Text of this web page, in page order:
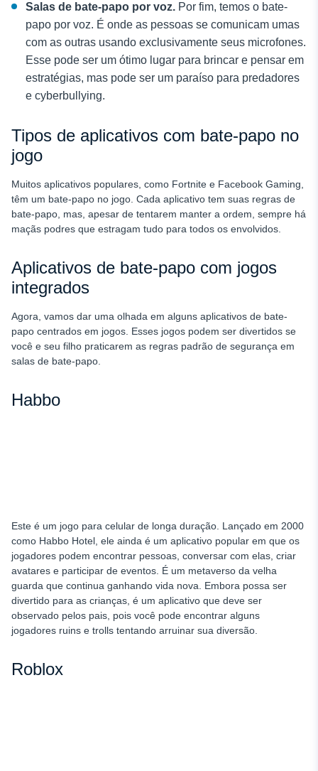
Salas de bate-papo por voz. Por fim, temos o bate-
papo por voz. É onde as pessoas se comunicam umas
com as outras usando exclusivamente seus microfones.
Esse pode ser um ótimo lugar para brincar e pensar em
estratégias, mas pode ser um paraíso para predadores
e cyberbullying.
Tipos de aplicativos com bate-papo no
jogo
Muitos aplicativos populares, como Fortnite e Facebook Gaming,
têm um bate-papo no jogo. Cada aplicativo tem suas regras de
bate-papo, mas, apesar de tentarem manter a ordem, sempre há
maçãs podres que estragam tudo para todos os envolvidos.
Aplicativos de bate-papo com jogos
integrados
Agora, vamos dar uma olhada em alguns aplicativos de bate-
papo centrados em jogos. Esses jogos podem ser divertidos se
você e seu filho praticarem as regras padrão de segurança em
salas de bate-papo.
Habbo
Este é um jogo para celular de longa duração. Lançado em 2000
como Habbo Hotel, ele ainda é um aplicativo popular em que os
jogadores podem encontrar pessoas, conversar com elas, criar
avatares e participar de eventos. É um metaverso da velha
guarda que continua ganhando vida nova. Embora possa ser
divertido para as crianças, é um aplicativo que deve ser
observado pelos pais, pois você pode encontrar alguns
jogadores ruins e trolls tentando arruinar sua diversão.
Roblox